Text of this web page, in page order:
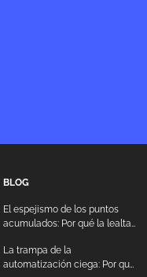
BLOG
El espejismo de los puntos
acumulados: Por qué la lealtad
margen operativo
La trampa de la
automatización ciega: Por qué